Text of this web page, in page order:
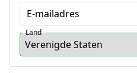
E-mailadres
Land